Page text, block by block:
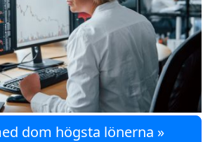
dom högsta lönerna »